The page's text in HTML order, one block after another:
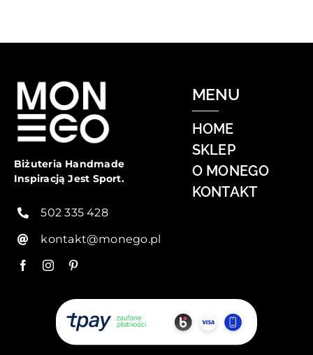
Biżuteria Handmade
Inspiracją Jest Sport.
502 335 428
kontakt@monego.pl
MENU
HOME
SKLEP
O MONEGO
KONTAKT